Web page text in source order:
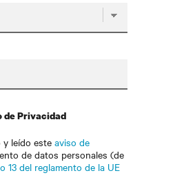
de Privacidad
y leído este aviso de
de datos personales (de
13 del reglamento de la UE